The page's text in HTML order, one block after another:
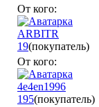
От кого:
ARBITR
19(покупатель)
От кого:
4e4en1996
195(покупатель)